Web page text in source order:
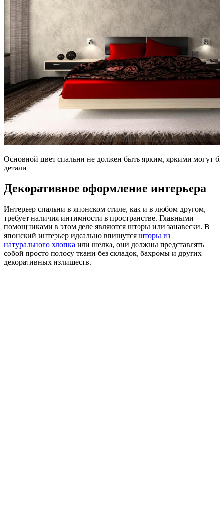
Основной цвет спальни не должен быть ярким, яркими могут
детали
Декоративное оформление интерьера
Интерьер спальни в японском стиле, как и в любом другом,
требует наличия интимности в пространстве. Главными
помощниками в этом деле являются шторы или занавески. В
японский интерьер идеально впишутся шторы из
натурального хлопка или шелка, они должны представлять
собой просто полосу ткани без складок, бахромы и других
декоративных излишеств.